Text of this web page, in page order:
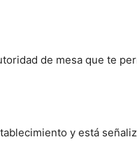
de mesa que te
y está